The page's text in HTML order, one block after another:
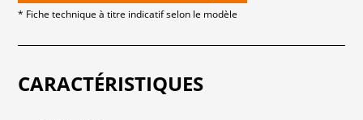
* Fiche technique à titre indicatif selon le modèle
CARACTÉRISTIQUES